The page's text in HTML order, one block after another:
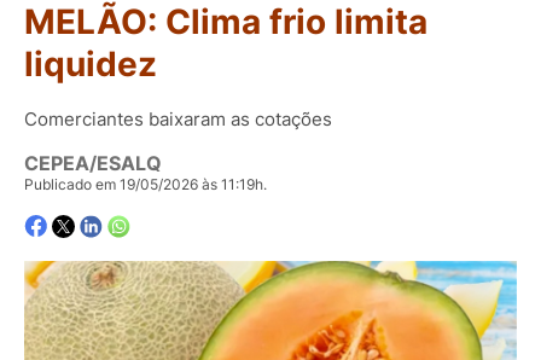
MELÃO: Clima frio limita
liquidez
Comerciantes baixaram as cotações
CEPEA/ESALQ
Publicado em 19/05/2026 às 11:19h.